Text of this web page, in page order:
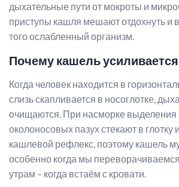
дыхательные пути от мокроты и
приступы кашля мешают отдохнуть и
того ослабленный организм.
Почему кашель
Когда человек находится в
слизь скапливается в носоглотке,
очищаются. При насморке выделения
околоносовых пазух стекают в
кашлевой рефлекс, поэтому кашель
особенно когда мы переворачиваемся
утрам – когда встаём с кровати.